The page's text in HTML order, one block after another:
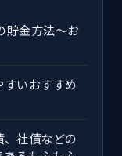
貯金方法～お
いおすすめ
社債などの